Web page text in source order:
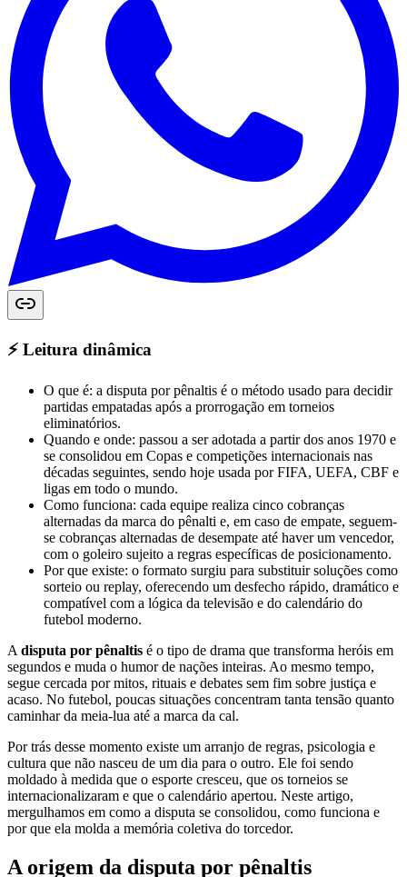
⚡️ Leitura dinâmica
O que é: a disputa por pênaltis é o método usado para decidir
partidas empatadas após a prorrogação em torneios
eliminatórios.
Quando e onde: passou a ser adotada a partir dos anos 1970 e
se consolidou em Copas e competições internacionais nas
décadas seguintes, sendo hoje usada por FIFA, UEFA, CBF e
ligas em todo o mundo.
Como funciona: cada equipe realiza cinco cobranças
alternadas da marca do pênalti e, em caso de empate, seguem-
se cobranças alternadas de desempate até haver um vencedor,
com o goleiro sujeito a regras específicas de posicionamento.
Por que existe: o formato surgiu para substituir soluções como
sorteio ou replay, oferecendo um desfecho rápido, dramático e
compatível com a lógica da televisão e do calendário do
futebol moderno.
A disputa por pênaltis é o tipo de drama que transforma heróis em
segundos e muda o humor de nações inteiras. Ao mesmo tempo,
segue cercada por mitos, rituais e debates sem fim sobre justiça e
acaso. No futebol, poucas situações concentram tanta tensão quanto
caminhar da meia-lua até a marca da cal.
Por trás desse momento existe um arranjo de regras, psicologia e
cultura que não nasceu de um dia para o outro. Ele foi sendo
moldado à medida que o esporte cresceu, que os torneios se
internacionalizaram e que o calendário apertou. Neste artigo,
mergulhamos em como a disputa se consolidou, como funciona e
por que ela molda a memória coletiva do torcedor.
A origem da disputa por pênaltis